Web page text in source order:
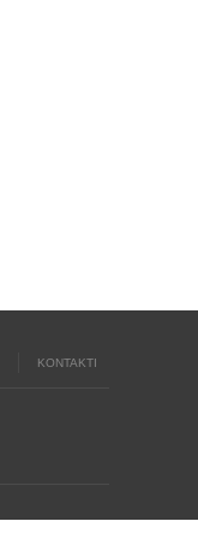
KONTAKTI